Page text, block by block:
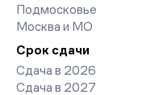
Подмосковье
Москва и МО
Срок сдачи
Сдача в 2026
Сдача в 2027